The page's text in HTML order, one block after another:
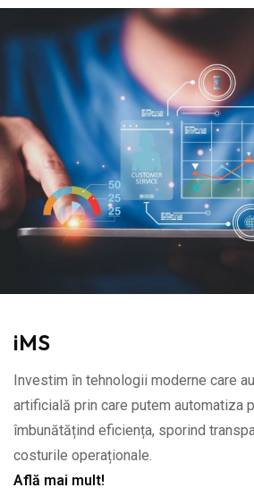
iMS
Investim în tehnologii moderne care
artificială prin care putem automatiza
îmbunătățind eficiența, sporind
costurile operaționale.
Află mai mult!